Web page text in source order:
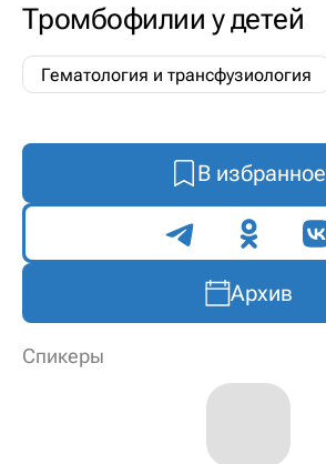
Тромбофилии у детей
Гематология и трансфузиология
В избранное
Поделиться
Архив
Спикеры